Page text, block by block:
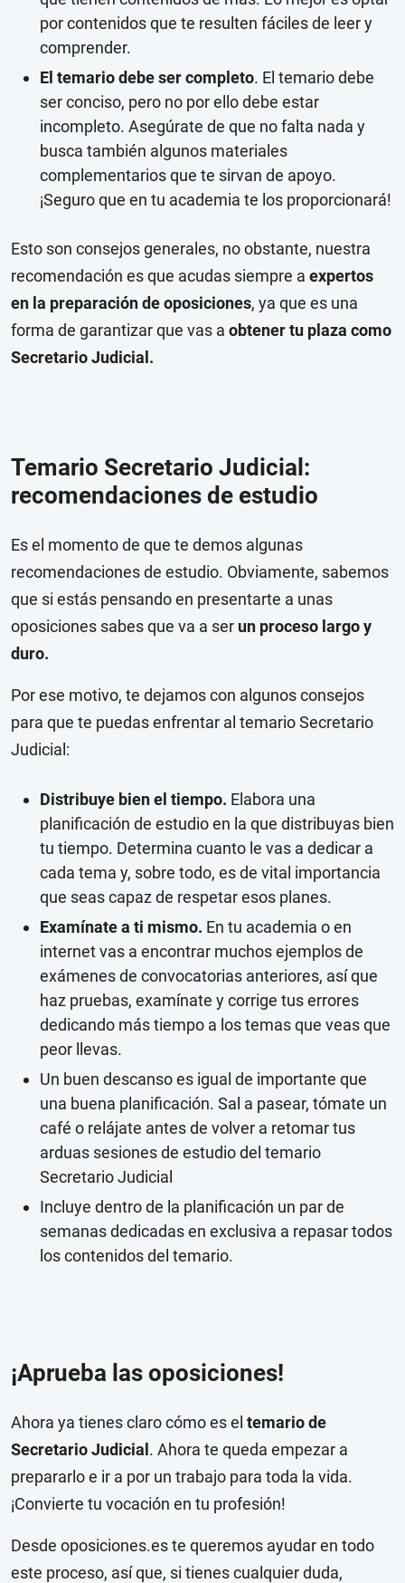
por contenidos que te resulten fáciles de leer y
comprender.
El temario debe ser completo. El temario debe
ser conciso, pero no por ello debe estar
incompleto. Asegúrate de que no falta nada y
busca también algunos materiales
complementarios que te sirvan de apoyo.
¡Seguro que en tu academia te los proporcionará!
Esto son consejos generales, no obstante, nuestra
recomendación es que acudas siempre a expertos
en la preparación de oposiciones, ya que es una
forma de garantizar que vas a obtener tu plaza como
Secretario Judicial.
Temario Secretario Judicial:
recomendaciones de estudio
Es el momento de que te demos algunas
recomendaciones de estudio. Obviamente, sabemos
que si estás pensando en presentarte a unas
oposiciones sabes que va a ser un proceso largo y
duro.
Por ese motivo, te dejamos con algunos consejos
para que te puedas enfrentar al temario Secretario
Judicial:
Distribuye bien el tiempo. Elabora una
planificación de estudio en la que distribuyas bien
tu tiempo. Determina cuanto le vas a dedicar a
cada tema y, sobre todo, es de vital importancia
que seas capaz de respetar esos planes.
Examínate a ti mismo. En tu academia o en
internet vas a encontrar muchos ejemplos de
exámenes de convocatorias anteriores, así que
haz pruebas, examínate y corrige tus errores
dedicando más tiempo a los temas que veas que
peor llevas.
Un buen descanso es igual de importante que
una buena planificación. Sal a pasear, tómate un
café o relájate antes de volver a retomar tus
arduas sesiones de estudio del temario
Secretario Judicial
Incluye dentro de la planificación un par de
semanas dedicadas en exclusiva a repasar todos
los contenidos del temario.
¡Aprueba las oposiciones!
Ahora ya tienes claro cómo es el temario de
Secretario Judicial. Ahora te queda empezar a
prepararlo e ir a por un trabajo para toda la vida.
¡Convierte tu vocación en tu profesión!
Desde oposiciones.es te queremos ayudar en todo
este proceso, así que, si tienes cualquier duda,